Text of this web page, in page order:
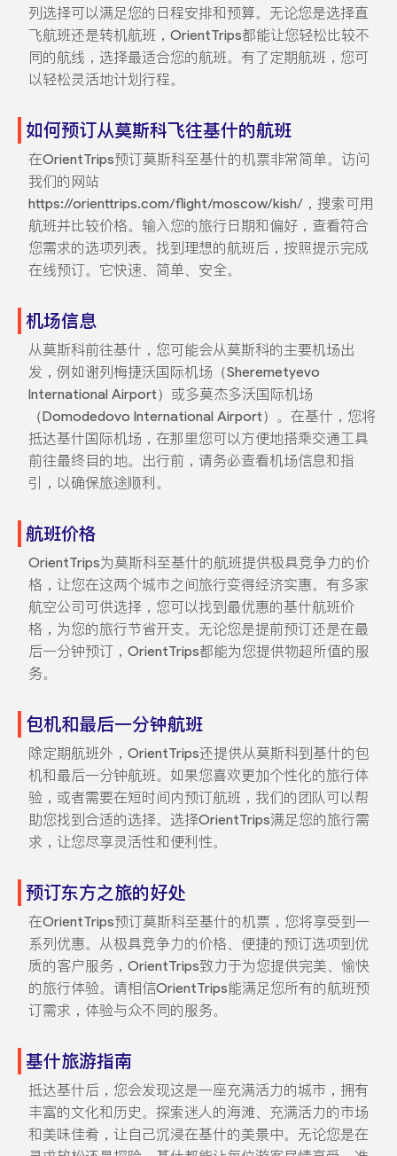
列选择可以满足您的日程安排和预算。无论您是选择直
飞航班还是转机航班，OrientTrips都能让您轻松比较不
同的航线，选择最适合您的航班。有了定期航班，您可
以轻松灵活地计划行程。
如何预订从莫斯科飞往基什的航班
在OrientTrips预订莫斯科至基什的机票非常简单。访问
我们的网站
https://orienttrips.com/flight/moscow/kish/，搜索可用
航班并比较价格。输入您的旅行日期和偏好，查看符合
您需求的选项列表。找到理想的航班后，按照提示完成
在线预订。它快速、简单、安全。
机场信息
从莫斯科前往基什，您可能会从莫斯科的主要机场出
发，例如谢列梅捷沃国际机场（Sheremetyevo
International Airport）或多莫杰多沃国际机场
（Domodedovo International Airport）。在基什，您将
抵达基什国际机场，在那里您可以方便地搭乘交通工具
前往最终目的地。出行前，请务必查看机场信息和指
引，以确保旅途顺利。
航班价格
OrientTrips为莫斯科至基什的航班提供极具竞争力的价
格，让您在这两个城市之间旅行变得经济实惠。有多家
航空公司可供选择，您可以找到最优惠的基什航班价
格，为您的旅行节省开支。无论您是提前预订还是在最
后一分钟预订，OrientTrips都能为您提供物超所值的服
务。
包机和最后一分钟航班
除定期航班外，OrientTrips还提供从莫斯科到基什的包
机和最后一分钟航班。如果您喜欢更加个性化的旅行体
验，或者需要在短时间内预订航班，我们的团队可以帮
助您找到合适的选择。选择OrientTrips满足您的旅行需
求，让您尽享灵活性和便利性。
预订东方之旅的好处
在OrientTrips预订莫斯科至基什的机票，您将享受到一
系列优惠。从极具竞争力的价格、便捷的预订选项到优
质的客户服务，OrientTrips致力于为您提供完美、愉快
的旅行体验。请相信OrientTrips能满足您所有的航班预
订需求，体验与众不同的服务。
基什旅游指南
抵达基什后，您会发现这是一座充满活力的城市，拥有
丰富的文化和历史。探索迷人的海滩、充满活力的市场
和美味佳肴，让自己沉浸在基什的美景中。无论您是在